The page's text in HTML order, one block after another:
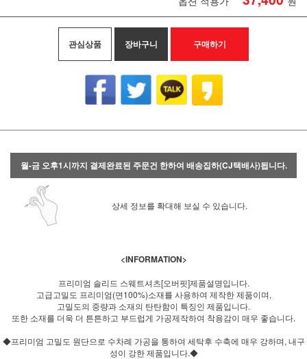
관심상품 장바구니 구매하기
월-금 오후1시까지 결제완료된 주문건 한하여 배송집하(CJ택배사)됩니다.
상세 정보를 확대해 보실 수 있습니다.
<INFORMATION>
프리미엄 솔리드 스웨트셔츠[오버핏]제품설명입니다.
고급고밀도 프리미엄(면100%)소재를 사용하여 제작한 제품이며,
고밀도의 중량과 소재의 탄탄함이 특징인 제품입니다.
또한 소재를 더욱 더 튼튼하고 부드럽게 가공제작하여 착용감이 매우 좋습니다.
◆프리미엄 고밀도 원단으로 수차례 가공을 통하여 세탁후 수축에 매우 강하며, 내구
성이 강한 제품입니다.◆